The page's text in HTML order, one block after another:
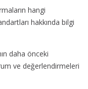
hangi
hakkında bilgi
daha önceki
ve değerlendirmeleri